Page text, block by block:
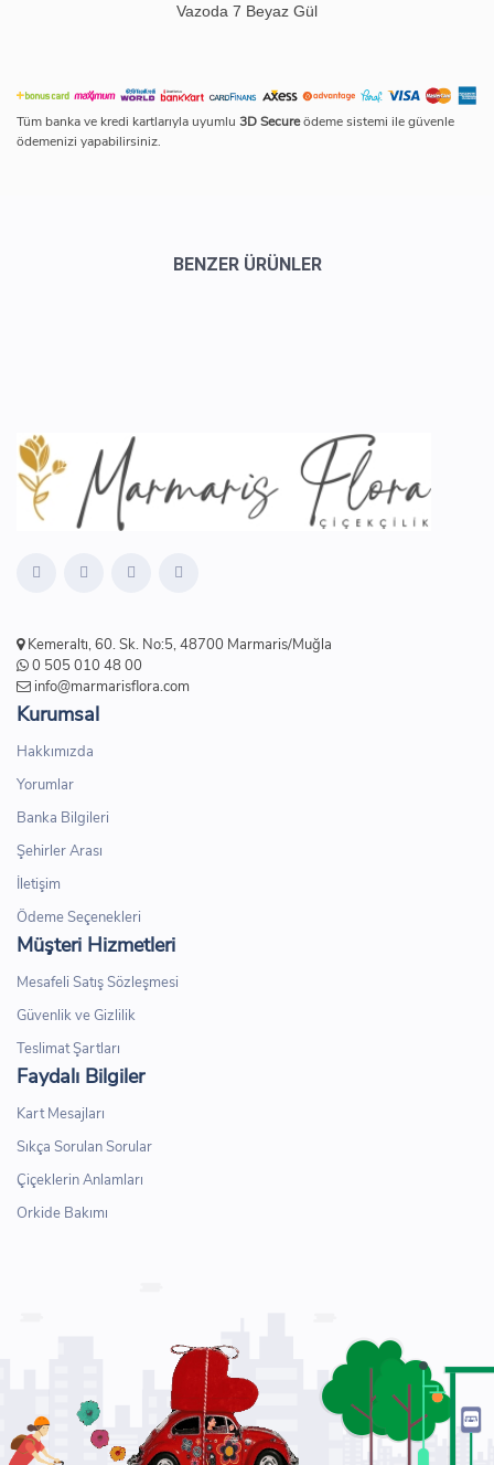
Vazoda 7 Beyaz Gül
Tüm banka ve kredi kartlarıyla uyumlu 3D Secureödeme sistemi ile güvenle
ödemenizi yapabilirsiniz.
BENZER ÜRÜNLER
Kemeraltı, 60. Sk. No:5, 48700 Marmaris/Muğla
0 505 010 48 00
info@marmarisflora.com
Kurumsal
Hakkımızda
Yorumlar
Banka Bilgileri
Şehirler Arası
İletişim
Ödeme Seçenekleri
Müşteri Hizmetleri
Mesafeli Satış Sözleşmesi
Güvenlik ve Gizlilik
Teslimat Şartları
Faydalı Bilgiler
Kart Mesajları
Sıkça Sorulan Sorular
Çiçeklerin Anlamları
Orkide Bakımı